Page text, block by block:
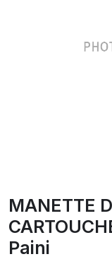
MANETTE
Paini